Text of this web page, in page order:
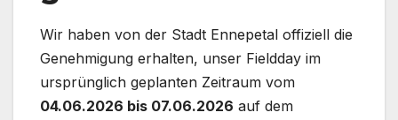
Wir haben von der Stadt Ennepetal offiziell die
Genehmigung erhalten, unser Fieldday im
ursprünglich geplanten Zeitraum vom
04.06.2026 bis 07.06.2026 auf dem